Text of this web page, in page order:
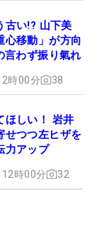
古い!? 山下美
心移動」が方向
言わず振り氣れ
時00分 38
ほしい！ 岩井
せつつ左ヒザを
力アップ
時00分 32